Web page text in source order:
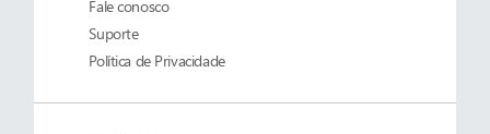
Fale conosco
Suporte
Política de Privacidade